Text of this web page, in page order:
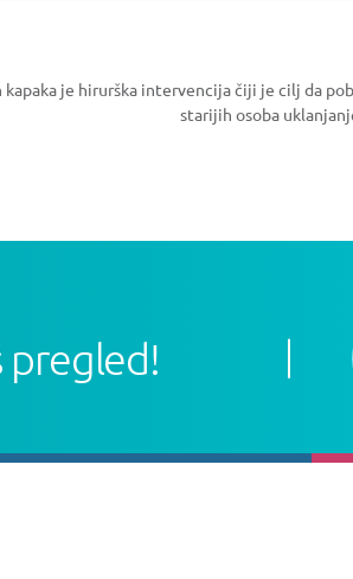
je hirurška intervencija čiji je cilj da
starijih osoba
pregled!